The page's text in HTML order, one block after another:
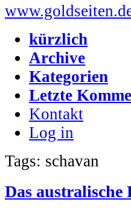
kürzlich
Archive
Kategorien
Letzte
Kontakt
Log in
Tags: schavan
Das